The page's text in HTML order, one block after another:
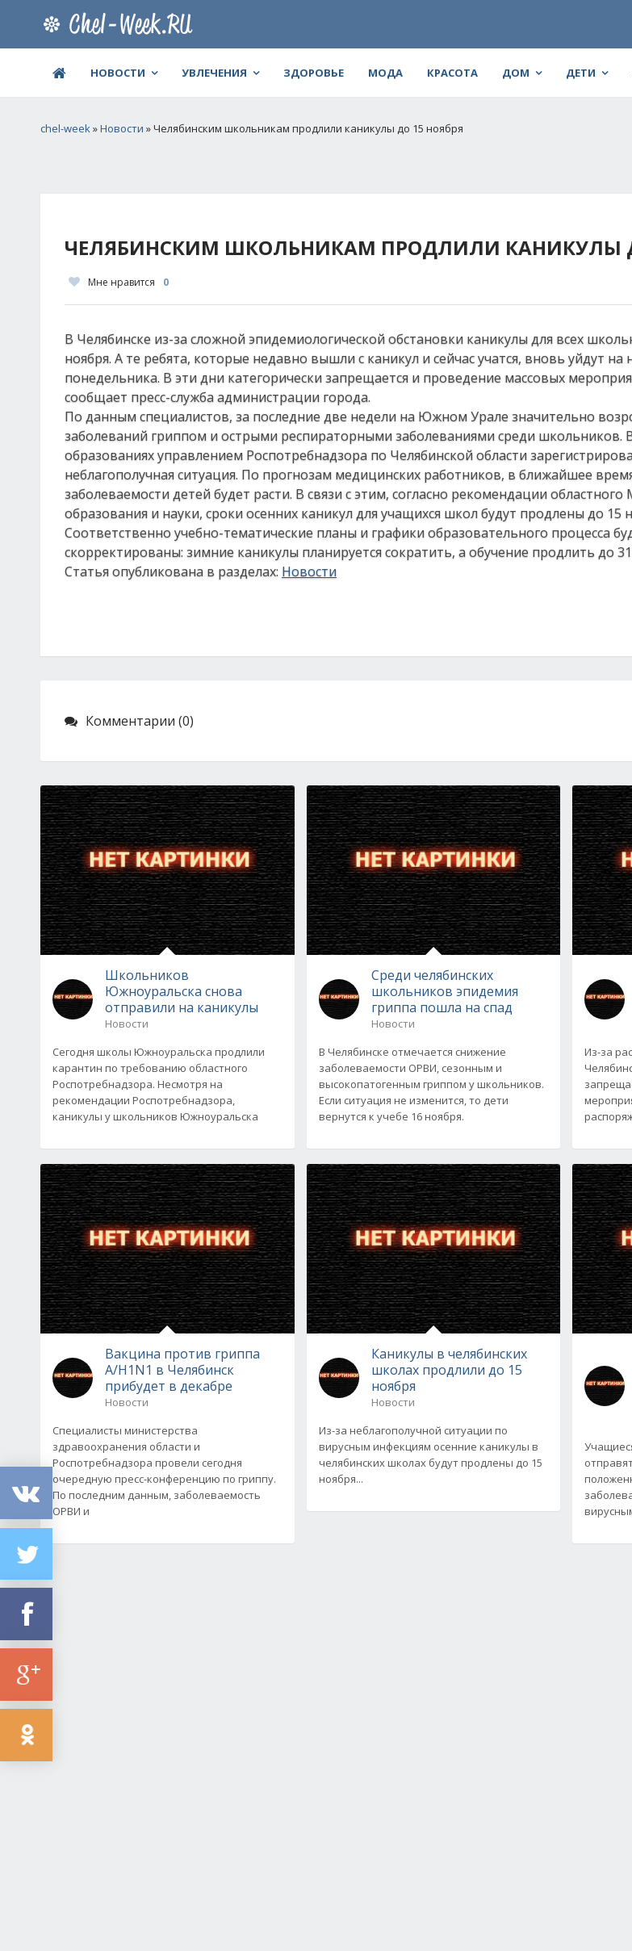
НОВОСТИ УВЛЕЧЕНИЯ ЗДОРОВЬЕ МОДА КРАСОТА ДОМ ДЕТИ
chel-week»Новости » Челябинским школьникам продлили каникулы до 15 ноября
ЧЕЛЯБИНСКИМ ШКОЛЬНИКАМ ПРОДЛИЛИ КАНИКУЛЫ
Мне нравится 0
В Челябинске из-за сложной эпидемиологической обстановки каникулы для всех
ноября. А те ребята, которые недавно вышли с каникул и сейчас учатся, вновь уйдут на
понедельника. В эти дни категорически запрещается и проведение массовых
сообщает пресс-служба администрации города.
По данным специалистов, за последние две недели на Южном Урале значительно
заболеваний гриппом и острыми респираторными заболеваниями среди школьников.
образованиях управлением Роспотребнадзора по Челябинской области
неблагополучная ситуация. По прогнозам медицинских работников, в ближайшее
заболеваемости детей будет расти. В связи с этим, согласно рекомендации областного
образования и науки, сроки осенних каникул для учащихся школ будут продлены до 15
Соответственно учебно-тематические планы и графики образовательного процесса
скорректированы: зимние каникулы планируется сократить, а обучение продлить до
Статья опубликована в разделах: Новости
Комментарии (0)
Школьников
Южноуральска снова
отправили на каникулы
Новости
Сегодня школы Южноуральска продлили
карантин по требованию областного
Роспотребнадзора. Несмотря на
рекомендации Роспотребнадзора,
каникулы у школьников Южноуральска
Вакцина против гриппа
A/H1N1 в Челябинск
прибудет в декабре
Новости
Специалисты министерства
здравоохранения области и
Роспотребнадзора провели сегодня
очередную пресс-конференцию по гриппу.
По последним данным, заболеваемость
ОРВИ и
Среди челябинских
школьников эпидемия
гриппа пошла на спад
Новости
В Челябинске отмечается снижение
заболеваемости ОРВИ, сезонным и
высокопатогенным гриппом у школьников.
Если ситуация не изменится, то дети
вернутся к учебе 16 ноября.
Каникулы в челябинских
школах продлили до 15
ноября
Новости
Из-за неблагополучной ситуации по
вирусным инфекциям осенние каникулы в
челябинских школах будут продлены до 15
ноября...
Из-за